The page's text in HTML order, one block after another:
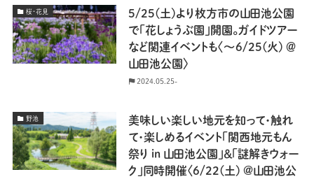
桜・花見
5/25(土)より枚方市の山田池公園
で「花しょうぶ園」開園。ガイドツアー
など関連イベントも〈〜6/25(火) ＠
山田池公園〉
2024.05.25-
野池
美味しい楽しい地元を知って・触れ
て・楽しめるイベント「関西地元もん
祭り in 山田池公園」＆「謎解きウォー
ク」同時開催〈6/22(土) @山田池公